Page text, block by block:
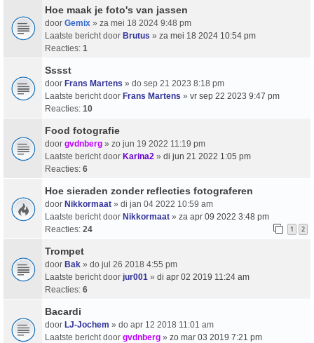
Hoe maak je foto's van jassen
door Gemix » za mei 18 2024 9:48 pm
Laatste bericht door Brutus » za mei 18 2024 10:54 pm
Reacties: 1
Sssst
door Frans Martens » do sep 21 2023 8:18 pm
Laatste bericht door Frans Martens » vr sep 22 2023 9:47 pm
Reacties: 10
Food fotografie
door gvdnberg » zo jun 19 2022 11:19 pm
Laatste bericht door Karina2 » di jun 21 2022 1:05 pm
Reacties: 6
Hoe sieraden zonder reflecties fotograferen
door Nikkormaat » di jan 04 2022 10:59 am
Laatste bericht door Nikkormaat » za apr 09 2022 3:48 pm
Reacties: 24 1 2
Trompet
door Bak » do jul 26 2018 4:55 pm
Laatste bericht door jur001 » di apr 02 2019 11:24 am
Reacties: 6
Bacardi
door LJ-Jochem » do apr 12 2018 11:01 am
Laatste bericht door gvdnberg » zo mar 03 2019 7:21 pm